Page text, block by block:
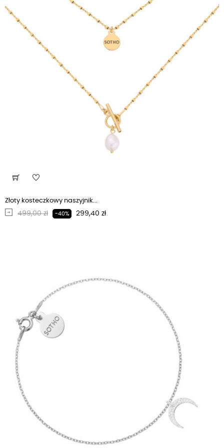
Złoty kosteczkowy naszyjnik...
Regularna cena
499,00 zł -40% Cena
299,40 zł